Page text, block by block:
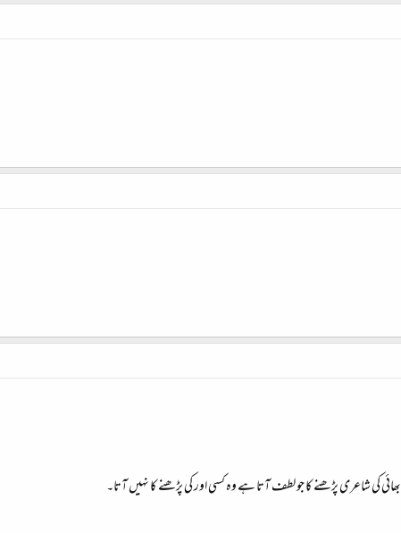
بھائی کی شاعری پڑھنے کا جو لطف آتا ہے وہ کسی اور کی پڑھنے کا نہیں آتا۔